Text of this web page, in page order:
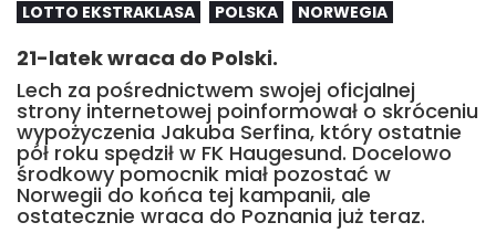
LOTTO EKSTRAKLASA
POLSKA NORWEGIA
21-latek wraca do Polski.
Lech za pośrednictwem swojej oficjalnej
strony internetowej poinformował o skróceniu
wypożyczenia Jakuba Serfina, który ostatnie
pół roku spędził w FK Haugesund. Docelowo
środkowy pomocnik miał pozostać w
Norwegii do końca tej kampanii, ale
ostatecznie wraca do Poznania już teraz.